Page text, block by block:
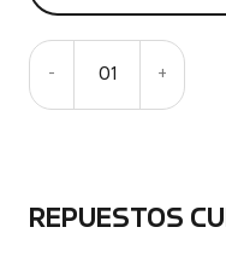
REPUESTOS
- 01 +